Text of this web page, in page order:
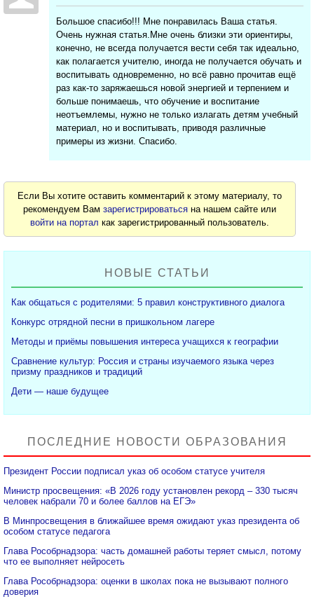
Большое спасибо!!! Мне понравилась Ваша статья.
Очень нужная статья.Мне очень близки эти ориентиры,
конечно, не всегда получается вести себя так идеально,
как полагается учителю, иногда не получается обучать и
воспитывать одновременно, но всё равно прочитав ещё
раз как-то заряжаешься новой энергией и терпением и
больше понимаешь, что обучение и воспитание
неотъемлемы, нужно не только излагать детям учебный
материал, но и воспитывать, приводя различные
примеры из жизни. Спасибо.
Если Вы хотите оставить комментарий к этому материалу, то
рекомендуем Вамзарегистрироваться на нашем сайте или
войти на портал как зарегистрированный пользователь.
НОВЫЕ СТАТЬИ
Как общаться с родителями: 5 правил конструктивного диалога
Конкурс отрядной песни в пришкольном лагере
Методы и приёмы повышения интереса учащихся к географии
Сравнение культур: Россия и страны изучаемого языка через
призму праздников и традиций
Дети — наше будущее
ПОСЛЕДНИЕ НОВОСТИ ОБРАЗОВАНИЯ
Президент России подписал указ об особом статусе учителя
Министр просвещения: «В 2026 году установлен рекорд – 330 тысяч
человек набрали 70 и более баллов на ЕГЭ»
В Минпросвещения в ближайшее время ожидают указ президента об
особом статусе педагога
Глава Рособрнадзора: часть домашней работы теряет смысл, потому
что ее выполняет нейросеть
Глава Рособрнадзора: оценки в школах пока не вызывают полного
доверия